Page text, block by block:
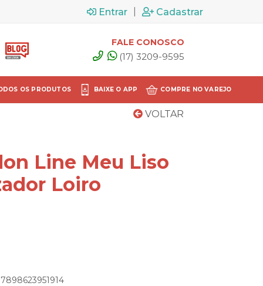
Entrar Cadastrar
FALE CONOSCO
(17) 3209-9595
OS PRODUTOS BAIXE O APP COMPRE NO VAREJO
VOLTAR
Line Meu Liso
Loiro